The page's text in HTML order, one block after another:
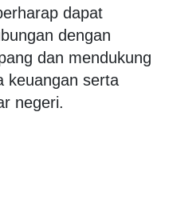
dapat
dengan
dan mendukung
keuangan serta
negeri.